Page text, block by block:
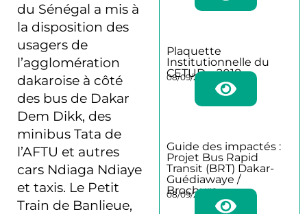
du Sénégal a mis à
la disposition des
usagers de
l’agglomération
dakaroise à côté
des bus de Dakar
Dem Dikk, des
minibus Tata de
l’AFTU et autres
cars Ndiaga Ndiaye
et taxis. Le Petit
Train de Banlieue,
Plaquette
Institutionnelle du
CETUD – 2018
08/09/2025
Guide des impactés :
Projet Bus Rapid
Transit (BRT) Dakar-
Guédiawaye /
Brochure
08/09/2025